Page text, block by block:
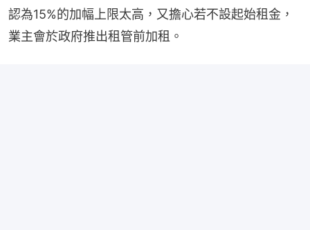
認為15%的加幅上限太高，又擔心若不設起始租金，
業主會於政府推出租管前加租。